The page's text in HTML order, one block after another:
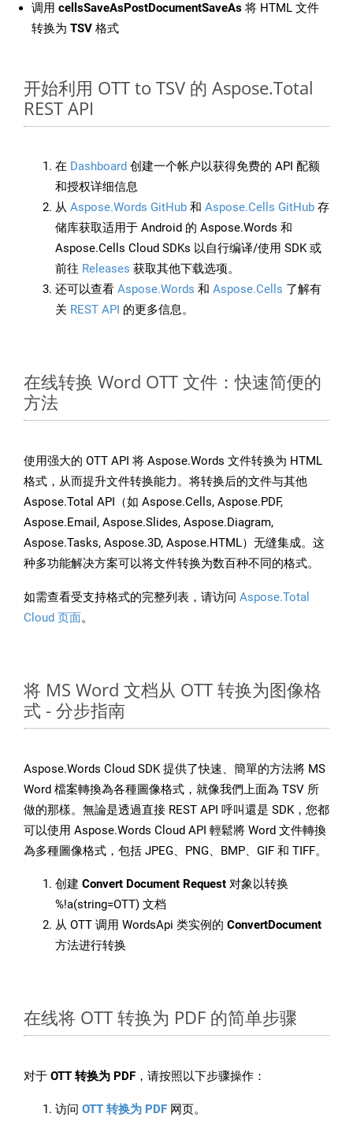
调用 cellsSaveAsPostDocumentSaveAs 将 HTML 文件
转换为 TSV 格式
开始利用 OTT to TSV 的 Aspose.Total
REST API
在 Dashboard 创建一个帐户以获得免费的 API 配额
和授权详细信息
从 Aspose.Words GitHub 和 Aspose.Cells GitHub 存
储库获取适用于 Android 的 Aspose.Words 和
Aspose.Cells Cloud SDKs 以自行编译/使用 SDK 或
前往 Releases 获取其他下载选项。
还可以查看 Aspose.Words 和 Aspose.Cells 了解有
关 REST API 的更多信息。
在线转换 Word OTT 文件：快速简便的
方法
使用强大的 OTT API 将 Aspose.Words 文件转换为 HTML
格式，从而提升文件转换能力。将转换后的文件与其他
Aspose.Total API（如 Aspose.Cells, Aspose.PDF,
Aspose.Email, Aspose.Slides, Aspose.Diagram,
Aspose.Tasks, Aspose.3D, Aspose.HTML）无缝集成。这
种多功能解决方案可以将文件转换为数百种不同的格式。
如需查看受支持格式的完整列表，请访问 Aspose.Total
Cloud 页面。
将 MS Word 文档从 OTT 转换为图像格
式 - 分步指南
Aspose.Words Cloud SDK 提供了快速、簡單的方法將 MS
Word 檔案轉換為各種圖像格式，就像我們上面為 TSV 所
做的那樣。無論是透過直接 REST API 呼叫還是 SDK，您都
可以使用 Aspose.Words Cloud API 輕鬆將 Word 文件轉換
為多種圖像格式，包括 JPEG、PNG、BMP、GIF 和 TIFF。
创建 Convert Document Request 对象以转换
%!a(string=OTT) 文档
从 OTT 调用 WordsApi 类实例的 ConvertDocument
方法进行转换
在线将 OTT 转换为 PDF 的简单步骤
对于 OTT 转换为 PDF ，请按照以下步骤操作：
访问 OTT 转换为 PDF 网页。